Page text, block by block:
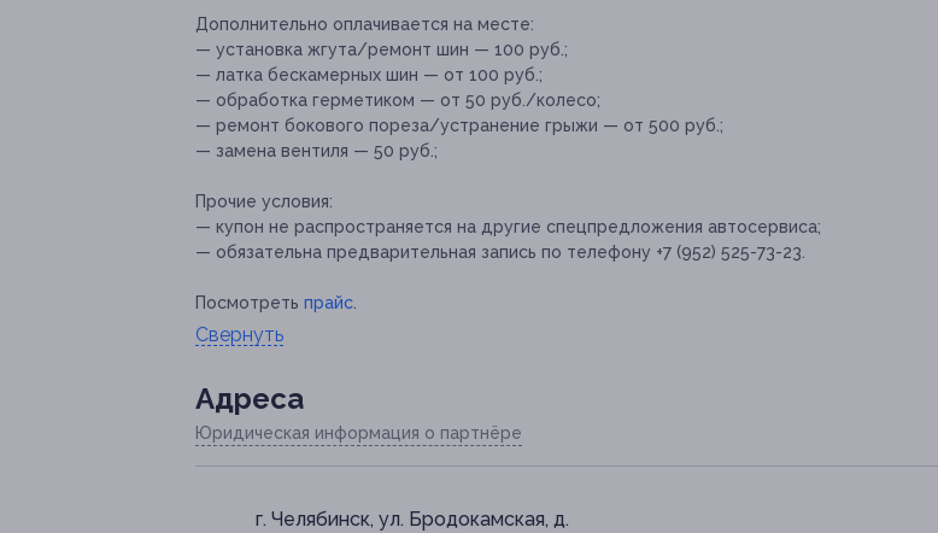
Дополнительно оплачивается на месте:
— установка жгута/ремонт шин — 100 руб.;
— латка бескамерных шин — от 100 руб.;
— обработка герметиком — от 50 руб./колесо;
— ремонт бокового пореза/устранение грыжи — от 500 руб.;
— замена вентиля — 50 руб.;
Прочие условия:
— купон не распространяется на другие спецпредложения автосервиса;
— обязательна предварительная запись по телефону +7 (952) 525-73-23.
Посмотреть прайс
Свернуть
Адресa
Юридическая информация о партнёре
г. Челябинск, ул. Бродокамская, д.